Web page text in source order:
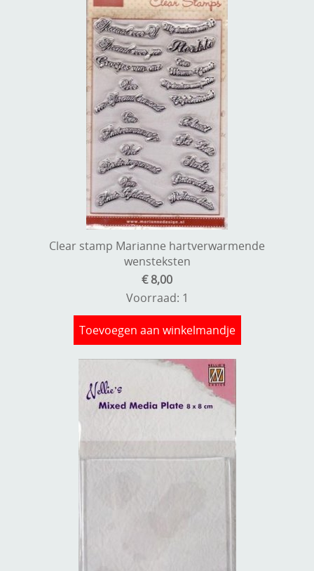
Clear stamp Marianne hartverwarmende
wensteksten
€ 8,00
Voorraad: 1
Toevoegen aan winkelmandje